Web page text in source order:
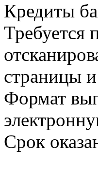
Кредиты
Требуется
страницы
Формат
Срок